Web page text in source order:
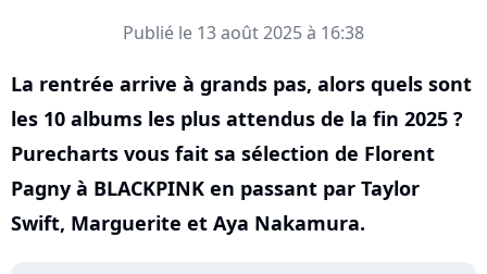
Publié le 13 août 2025 à 16:38
La rentrée arrive à grands pas, alors quels sont
les 10 albums les plus attendus de la fin 2025 ?
Purecharts vous fait sa sélection de Florent
Pagny à BLACKPINK en passant par Taylor
Swift, Marguerite et Aya Nakamura.